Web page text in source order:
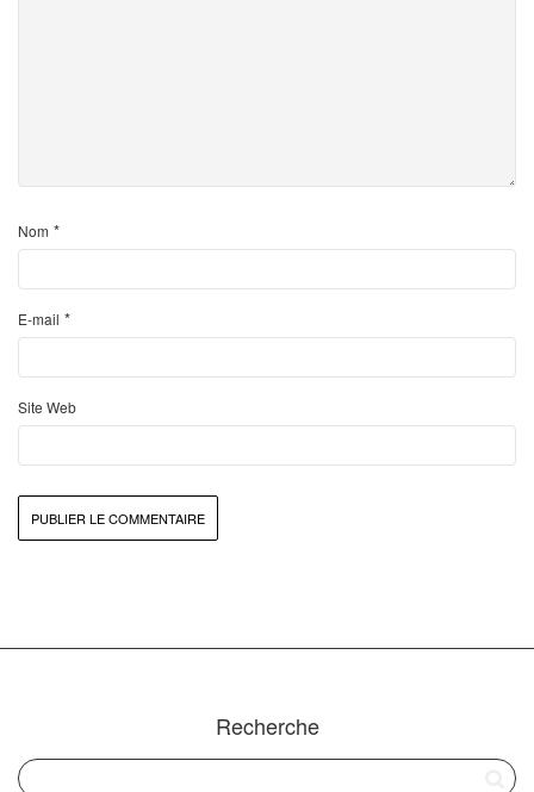
Nom *
E-mail *
Site Web
Recherche